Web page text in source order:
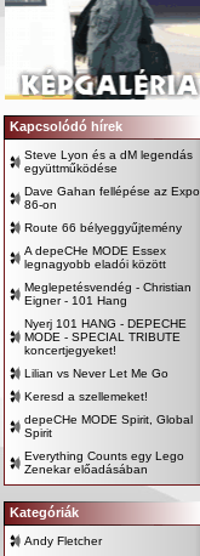
Kapcsolódó hírek
Steve Lyon és a dM legendás
együttműködése
Dave Gahan fellépése az Expo
86-on
Route 66 bélyeggyűjtemény
A depeCHe MODE Essex
legnagyobb eladói között
Meglepetésvendég - Christian
Eigner - 101 Hang
Nyerj 101 HANG - DEPECHE
MODE - SPECIAL TRIBUTE
koncertjegyeket!
Lilian vs Never Let Me Go
Keresd a szellemeket!
depeCHe MODE Spirit, Global
Spirit
Everything Counts egy Lego
Zenekar előadásában
Kategóriák
Andy Fletcher